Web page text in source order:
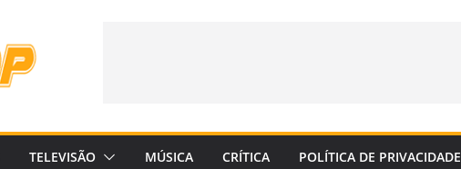
TELEVISÃO MÚSICA CRÍTICA POLÍTICA DE PRIVACIDADE